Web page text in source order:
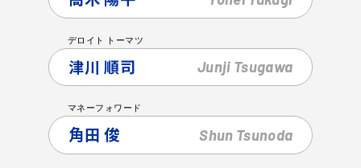
デロイト トーマツ
津川 順司 Junji Tsugawa
マネーフォワード
角田 俊 Shun Tsunoda